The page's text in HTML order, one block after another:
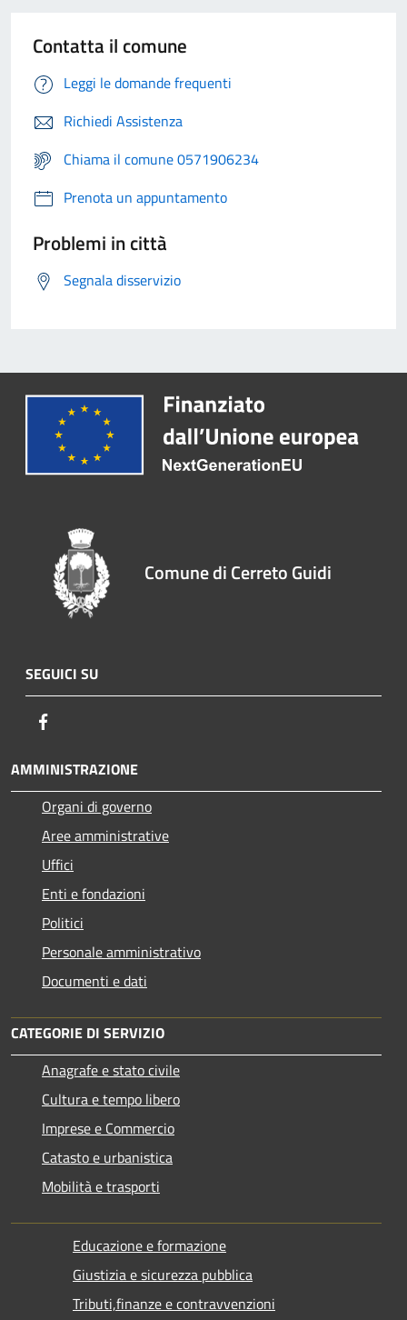
Contatta il comune
Leggi le domande frequenti
Richiedi Assistenza
Chiama il comune 0571906234
Prenota un appuntamento
Problemi in città
Segnala disservizio
Comune di Cerreto Guidi
SEGUICI SU
AMMINISTRAZIONE
Organi di governo
Aree amministrative
Uffici
Enti e fondazioni
Politici
Personale amministrativo
Documenti e dati
CATEGORIE DI SERVIZIO
Anagrafe e stato civile
Cultura e tempo libero
Imprese e Commercio
Catasto e urbanistica
Mobilità e trasporti
Educazione e formazione
Giustizia e sicurezza pubblica
Tributi,finanze e contravvenzioni